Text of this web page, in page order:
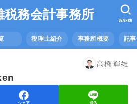
税務会計事務所
覧 税理士紹介 事務所概要 記
SEARCH
高橋 輝雄
シェア 送る